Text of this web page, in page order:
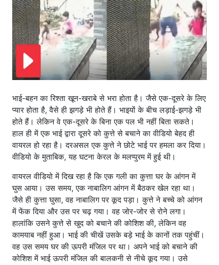
भाई-बहन का रिश्ता खून-खराबे से भरा होता है। जैसे एक-दूसरे के लिए
प्यार होता है, वैसे ही झगड़े भी होते हैं। भाइयों के बीच लड़ाई-झगड़े भी
होते हैं। लेकिन वे एक-दूसरे के बिना एक पल भी नहीं बिता सकते।
हाल ही में एक भाई द्वारा दूसरे को कुत्ते से बचाने का वीडियो बेहद ही
वायरल हो रहा है। दरअसल एक कुत्ते ने छोटे भाई पर हमला कर दिया।
वीडियो के मुताबिक, यह घटना केरल के मलप्पुरम में हुई थी।
वायरल वीडियो में दिख रहा है कि एक गली का कुत्ता घर के आंगन में
घुस आया। उस समय, एक नाबालिग आंगन में बैठकर खेल रहा था।
जैसे ही कुत्ता घुसा, वह नाबालिग पर कूद पड़ा। कुत्ते ने बच्चे को आंगन
में फेंक दिया और उस पर चढ़ गया। वह जोर-जोर से रोने लगा।
हालांकि उसने कुत्ते से खुद को बचाने की कोशिश की, लेकिन वह
कामयाब नहीं हुआ। भाई की चीखें उसके बड़े भाई के कानों तक पहुंचीं।
वह उस समय घर की ऊपरी मंजिल पर था। अपने भाई को बचाने की
कोशिश में भाई ऊपरी मंजिल की बालकनी से नीचे कूद गया। उसे